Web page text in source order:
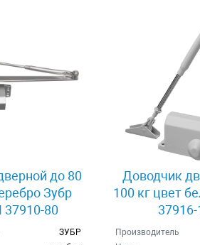
до 80
Зубр
80
ЗУБР
Доводчик
100 кг цвет
37916-
Производитель